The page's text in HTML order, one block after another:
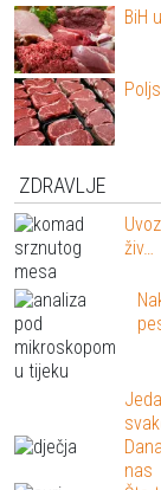
BiH
ZDRAVLJE
živ…
nas